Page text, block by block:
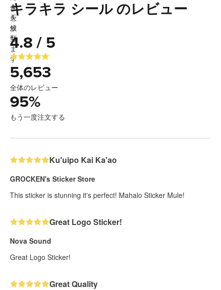
キラキラ シール のレビュー
4.8 / 5
5,653
全体のレビュー
95%
もう一度注文する
Ku'uipo Kai Ka'ao
GROCKEN's Sticker Store
This sticker is stunning it's perfect! Mahalo Sticker Mule!
Great Logo Sticker!
Nova Sound
Great Logo Sticker!
Great Quality